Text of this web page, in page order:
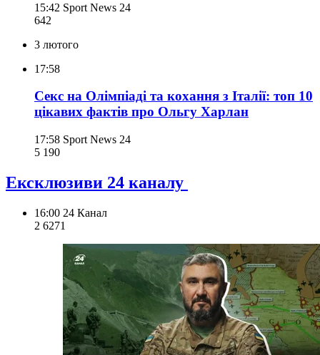
15:42 Sport News 24
642
3 лютого
17:58
Секс на Олімпіаді та кохання з Італії: топ 10
цікавих фактів про Ольгу Харлан
17:58 Sport News 24
5 190
Ексклюзиви 24 каналу
16:00 24 Канал
2 6271